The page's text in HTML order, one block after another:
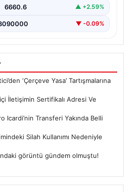
6660.6 ▲ +2.59%
▼ -0.09%
‘Çerçeve Yasa’ Tartışmalarına
İletişimin Sertifikalı Adresi Ve
Icardi’nin Transferi Yakında Belli
Silah Kullanımı Nedeniyle
görüntü gündem olmuştu!